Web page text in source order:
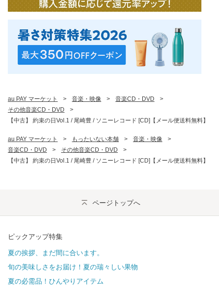
au PAY マーケット > 音楽・映像 > 音楽CD・DVD
>
その他音楽CD・DVD
>
【中古】 約束の日Vol.1 / 尾崎豊 / ソニーレコード [CD]【メール便送料無料】
au PAY マーケット > もったいない本舗 > 音楽・映像
>
音楽CD・DVD
> その他音楽CD・DVD
>
【中古】 約束の日Vol.1 / 尾崎豊 / ソニーレコード [CD]【メール便送料無料】
ページトップへ
ピックアップ特集
夏の挨拶、まだ間に合います。
旬の美味しさをお届け！夏の瑞々しい果物
夏の必需品！ひんやりアイテム